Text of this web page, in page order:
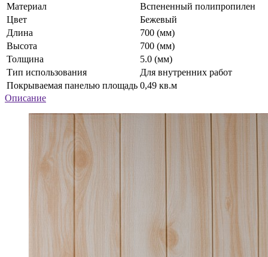
Материал
Вспененный полипропилен
Цвет
Бежевый
Длина
700 (мм)
Высота
700 (мм)
Толщина
5.0 (мм)
Тип использования
Для внутренних работ
Покрываемая панелью площадь 0,49 кв.м
Описание